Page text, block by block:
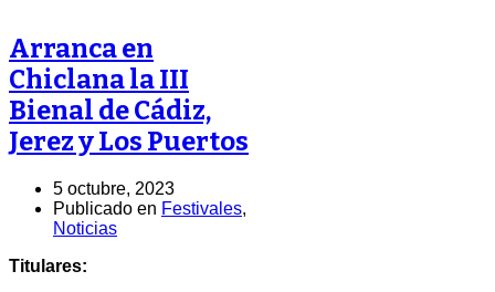
Arranca en
Chiclana la III
Bienal de Cádiz,
Jerez y Los Puertos
5 octubre, 2023
Publicado en Festivales,
Noticias
Titulares: